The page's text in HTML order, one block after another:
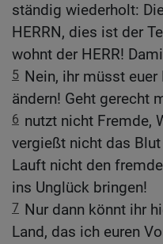
ständig wiederholt:
HERRN, dies ist der
wohnt der HERR!
5 Nein, ihr müsst euer
ändern! Geht gerecht
6 nutzt nicht Fremde,
vergießt nicht das
Lauft nicht den
ins Unglück bringen!
7 Nur dann könnt ihr
Land, das ich euren